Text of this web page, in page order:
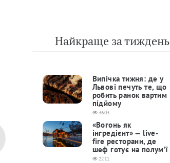
Найкраще за тиждень
Випічка тижня: де у
Львові печуть те, що
робить ранок вартим
підйому
3603
«Вогонь як
інгредієнт» — live-
fire ресторани, де
шеф готує на полум’ї
2211